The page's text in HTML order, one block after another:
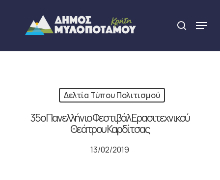
content
search
Menu
Δελτία Τύπου Πολιτισμού
35ο Πανελλήνιο Φεστιβάλ Ερασιτεχνικού
Θεάτρου Καρδίτσας
13/02/2019
Close